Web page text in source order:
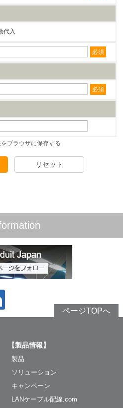
代入
必須
必須
ブラウザに保存する
リセット
ページTOPへ
【製品情報】
製品
ソリューション
キャンペーン
LANケーブル配線.com